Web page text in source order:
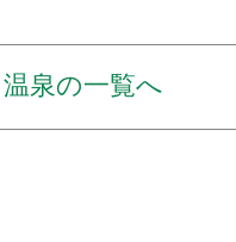
温泉の一覧へ